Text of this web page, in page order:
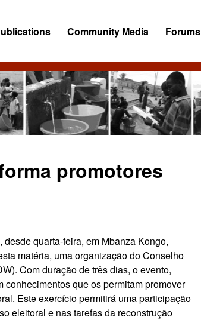
Community Media Forums
promotores
quarta-feira, em Mbanza Kongo,
matéria, uma organização do Conselho
Com duração de três dias, o evento,
que os permitam promover
Este exercício permitirá uma participação
eleitoral e nas tarefas da reconstrução